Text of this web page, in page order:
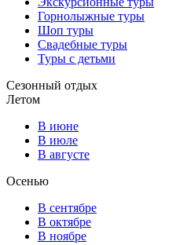
Горнолыжные туры
Шоп туры
Свадебные туры
Туры с детьми
Сезонный отдых
Летом
В июне
В июле
В августе
Осенью
В сентябре
В октябре
В ноябре